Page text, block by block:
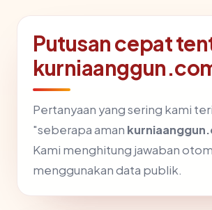
Putusan cepat
Pertanyaan yang sering kami
"seberapa aman
Kami menghitung jawaban
menggunakan data publik.